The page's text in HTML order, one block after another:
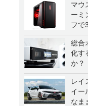
マウ
ーミ
フで
総合
化す
か？
レイ
イー
なま